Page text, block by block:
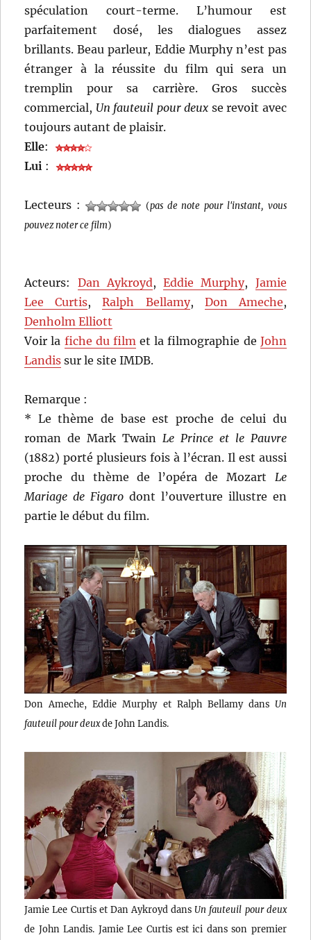
spéculation court-terme. L’humour est
parfaitement dosé, les dialogues assez
brillants. Beau parleur, Eddie Murphy n’est pas
étranger à la réussite du film qui sera un
tremplin pour sa carrière. Gros succès
commercial, Un fauteuil pour deux se revoit avec
toujours autant de plaisir.
Elle:
Lui :
Lecteurs : (pas de note pour l'instant, vous
pouvez noter ce film)
Acteurs: Dan Aykroyd,Eddie Murphy, Jamie
Lee Curtis,Ralph Bellamy, Don Ameche,
Denholm Elliott
Voir la fiche du filmet la filmographie de John
Landis sur le site IMDB.
Remarque :
* Le thème de base est proche de celui du
roman de Mark Twain Le Prince et le Pauvre
(1882) porté plusieurs fois à l’écran. Il est aussi
proche du thème de l’opéra de Mozart Le
Mariage de Figaro dont l’ouverture illustre en
partie le début du film.
Don Ameche, Eddie Murphy et Ralph Bellamy dans Un
fauteuil pour deuxde John Landis.
Jamie Lee Curtis et Dan Aykroyd dansUn fauteuil pour deux
de John Landis. Jamie Lee Curtis est ici dans son premier